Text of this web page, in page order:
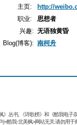
主页:
http://
职业:
思想者
兴趣: 无语独黄昏
Blog(博客): 南柯舟
丛书, 《诗歌榜》和《酷我电
<酷我-北美枫>网站无关.请勿用